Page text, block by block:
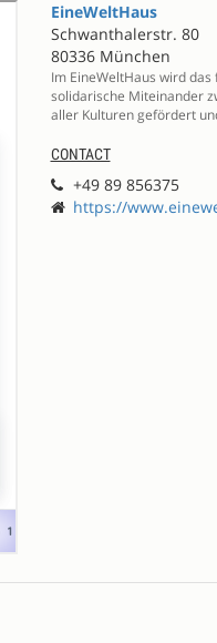
EineWeltHaus
Schwanthalerstr. 80
80336 München
Im EineWeltHaus wird
solidarische Miteinander
aller Kulturen gefördert
CONTACT
+49 89 856375
https://